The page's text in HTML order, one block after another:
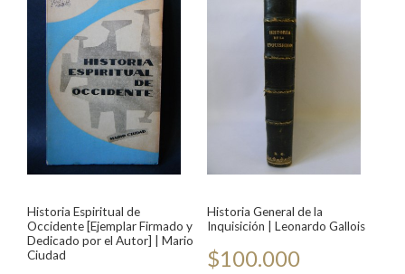
Historia Espiritual de
Occidente [Ejemplar Firmado y
Dedicado por el Autor] | Mario
Ciudad
Historia General de la
Inquisición | Leonardo Gallois
$100.000